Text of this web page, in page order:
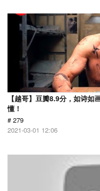
【越哥】豆瓣8.9分，如诗
懂！
# 279
2021-03-01 12:06